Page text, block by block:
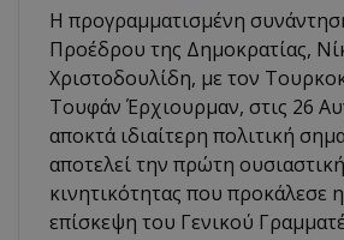
Η προγραμματισμένη
Προέδρου της Δημοκρατίας,
Χριστοδουλίδη, με τον
Τουφάν Έρχιουρμαν, στις 26
αποκτά ιδιαίτερη πολιτική
αποτελεί την πρώτη
κινητικότητας που προκάλεσε
επίσκεψη του Γενικού